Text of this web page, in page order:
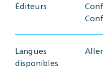
Éditeurs
Langues
disponibles